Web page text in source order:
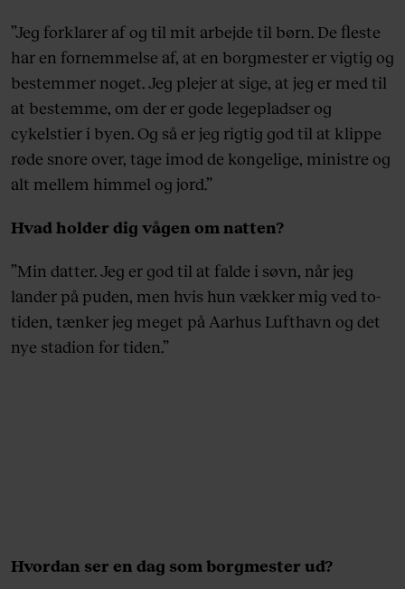
”Jeg forklarer af og til mit arbejde til børn. De fleste
har en fornemmelse af, at en borgmester er vigtig og
bestemmer noget. Jeg plejer at sige, at jeg er med til
at bestemme, om der er gode legepladser og
cykelstier i byen. Og så er jeg rigtig god til at klippe
røde snore over, tage imod de kongelige, ministre og
alt mellem himmel og jord.”
Hvad holder dig vågen om natten?
”Min datter. Jeg er god til at falde i søvn, når jeg
lander på puden, men hvis hun vækker mig ved to-
tiden, tænker jeg meget på Aarhus Lufthavn og det
nye stadion for tiden.”
Hvordan ser en dag som borgmester ud?